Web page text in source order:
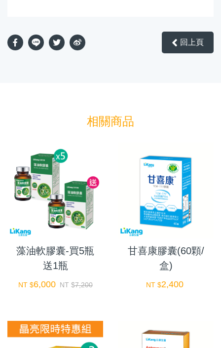
回上頁
相關商品
藻油軟膠囊-買5瓶
送1瓶
NT $6,000 NT $7,200
甘喜康膠囊(60顆/
盒)
NT $2,400